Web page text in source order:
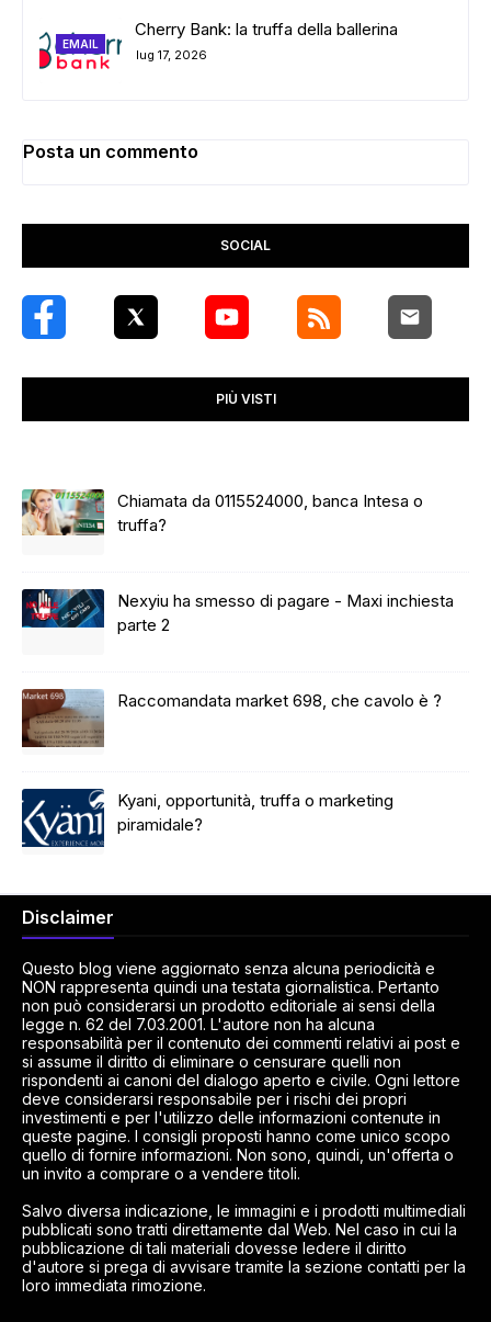
EMAIL
Cherry Bank: la truffa della ballerina
lug 17, 2026
Posta un commento
SOCIAL
PIÙ VISTI
Chiamata da 0115524000, banca Intesa o
truffa?
Nexyiu ha smesso di pagare - Maxi inchiesta
parte 2
Raccomandata market 698, che cavolo è ?
Kyani, opportunità, truffa o marketing
piramidale?
Disclaimer
Questo blog viene aggiornato senza alcuna periodicità e
NON rappresenta quindi una testata giornalistica. Pertanto
non può considerarsi un prodotto editoriale ai sensi della
legge n. 62 del 7.03.2001. L'autore non ha alcuna
responsabilità per il contenuto dei commenti relativi ai post e
si assume il diritto di eliminare o censurare quelli non
rispondenti ai canoni del dialogo aperto e civile. Ogni lettore
deve considerarsi responsabile per i rischi dei propri
investimenti e per l'utilizzo delle informazioni contenute in
queste pagine. I consigli proposti hanno come unico scopo
quello di fornire informazioni. Non sono, quindi, un'offerta o
un invito a comprare o a vendere titoli.
Salvo diversa indicazione, le immagini e i prodotti multimediali
pubblicati sono tratti direttamente dal Web. Nel caso in cui la
pubblicazione di tali materiali dovesse ledere il diritto
d'autore si prega di avvisare tramite la sezione contatti per la
loro immediata rimozione.